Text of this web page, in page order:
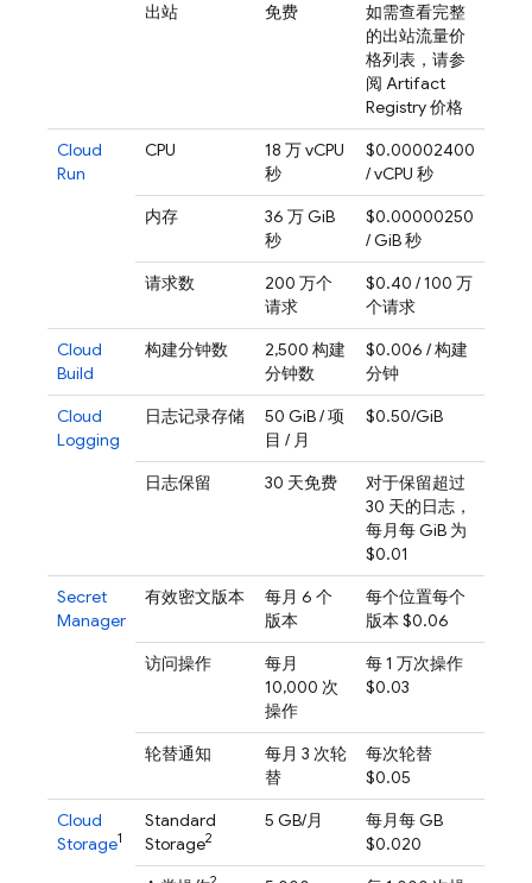
出站
免费
如需查看完整
的出站流量价
格列表，请参
阅 Artifact
Registry 价格
Cloud
Run
CPU
18 万 vCPU
秒
$0.00002400
/ vCPU 秒
内存
36 万 GiB
秒
$0.00000250
/ GiB 秒
请求数
200 万个
请求
$0.40 / 100 万
个请求
Cloud
Build
构建分钟数
2,500 构建
分钟数
$0.006 / 构建
分钟
Cloud
Logging
日志记录存储
50 GiB / 项
目 / 月
$0.50/GiB
日志保留 30 天免费
对于保留超过
30 天的日志，
每月每 GiB 为
$0.01
Secret
Manager
有效密文版本
每月 6 个
版本
每个位置每个
版本 $0.06
访问操作
每月
10,000 次
操作
每 1 万次操作
$0.03
轮替通知
每月 3 次轮
替
每次轮替
$0.05
Cloud
Storage1
Standard
Storage2
5 GB/月
每月每 GB
$0.020